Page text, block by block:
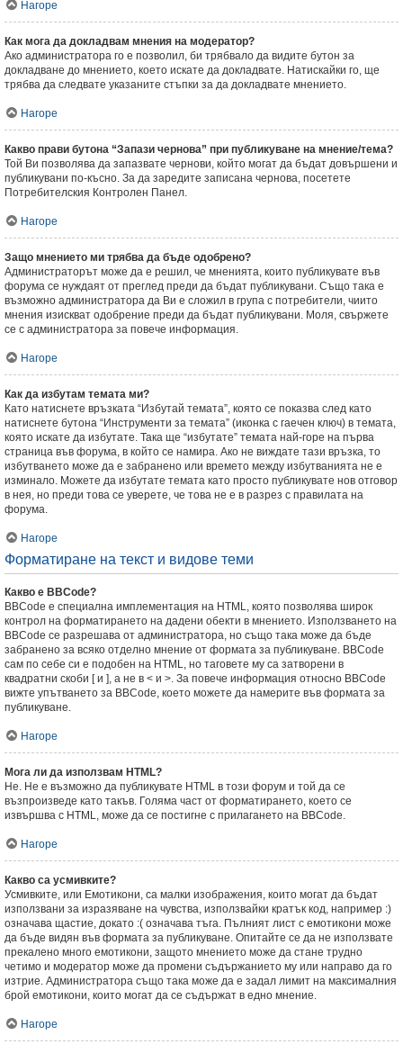
Нагоре
Как мога да докладвам мнения на модератор?
Ако администратора го е позволил, би трябвало да видите бутон за
докладване до мнението, което искате да докладвате. Натискайки го, ще
трябва да следвате указаните стъпки за да докладвате мнението.
Нагоре
Какво прави бутона “Запази чернова” при публикуване на мнение/тема?
Той Ви позволява да запазвате чернови, който могат да бъдат довършени и
публикувани по-късно. За да заредите записана чернова, посетете
Потребителския Контролен Панел.
Нагоре
Защо мнението ми трябва да бъде одобрено?
Администраторът може да е решил, че мненията, които публикувате във
форума се нуждаят от преглед преди да бъдат публикувани. Също така е
възможно администратора да Ви е сложил в група с потребители, чиито
мнения изискват одобрение преди да бъдат публикувани. Моля, свържете
се с администратора за повече информация.
Нагоре
Как да избутам темата ми?
Като натиснете връзката “Избутай темата”, която се показва след като
натиснете бутона “Инструменти за темата” (иконка с гаечен ключ) в темата,
която искате да избутате. Така ще “избутате” темата най-горе на първа
страница във форума, в който се намира. Ако не виждате тази връзка, то
избутването може да е забранено или времето между избутванията не е
изминало. Можете да избутате темата като просто публикувате нов отговор
в нея, но преди това се уверете, че това не е в разрез с правилата на
форума.
Нагоре
Форматиране на текст и видове теми
Какво е BBCode?
BBCode е специална имплементация на HTML, която позволява широк
контрол на форматирането на дадени обекти в мнението. Използването на
BBCode се разрешава от администратора, но също така може да бъде
забранено за всяко отделно мнение от формата за публикуване. BBCode
сам по себе си е подобен на HTML, но таговете му са затворени в
квадратни скоби [ и ], а не в < и >. За повече информация относно BBCode
вижте упътването за BBCode, което можете да намерите във формата за
публикуване.
Нагоре
Мога ли да използвам HTML?
Не. Не е възможно да публикувате HTML в този форум и той да се
възпроизведе като такъв. Голяма част от форматирането, което се
извършва с HTML, може да се постигне с прилагането на BBCode.
Нагоре
Какво са усмивките?
Усмивките, или Емотикони, са малки изображения, които могат да бъдат
използвани за изразяване на чувства, използвайки кратък код, например :)
означава щастие, докато :( означава тъга. Пълният лист с емотикони може
да бъде видян във формата за публикуване. Опитайте се да не използвате
прекалено много емотикони, защото мнението може да стане трудно
четимо и модератор може да промени съдържанието му или направо да го
изтрие. Администратора също така може да е задал лимит на максималния
брой емотикони, които могат да се съдържат в едно мнение.
Нагоре